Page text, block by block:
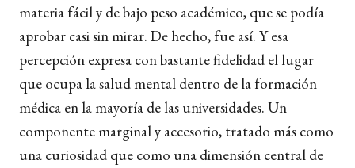
materia fácil y de bajo peso académico, que se podía
aprobar casi sin mirar. De hecho, fue así. Y esa
percepción expresa con bastante fidelidad el lugar
que ocupa la salud mental dentro de la formación
médica en la mayoría de las universidades. Un
componente marginal y accesorio, tratado más como
una curiosidad que como una dimensión central de